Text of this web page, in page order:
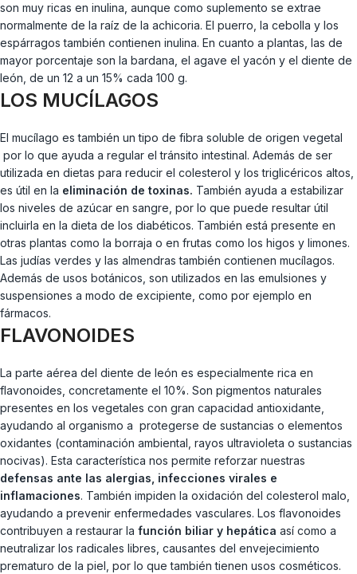
son muy ricas en inulina, aunque como suplemento se extrae
normalmente de la raíz de la achicoria. El puerro, la cebolla y los
espárragos también contienen inulina. En cuanto a plantas, las de
mayor porcentaje son la bardana, el agave el yacón y el diente de
león, de un 12 a un 15% cada 100 g.
LOS MUCÍLAGOS
El mucílago es también un tipo de fibra soluble de origen vegetal
por lo que ayuda a regular el tránsito intestinal. Además de ser
utilizada en dietas para reducir el colesterol y los triglicéricos altos,
es útil en la eliminación de toxinas. También ayuda a estabilizar
los niveles de azúcar en sangre, por lo que puede resultar útil
incluirla en la dieta de los diabéticos. También está presente en
otras plantas como la borraja o en frutas como los higos y limones.
Las judías verdes y las almendras también contienen mucílagos.
Además de usos botánicos, son utilizados en las emulsiones y
suspensiones a modo de excipiente, como por ejemplo en
fármacos.
FLAVONOIDES
La parte aérea del diente de león es especialmente rica en
flavonoides, concretamente el 10%. Son pigmentos naturales
presentes en los vegetales con gran capacidad antioxidante,
ayudando al organismo a protegerse de sustancias o elementos
oxidantes (contaminación ambiental, rayos ultravioleta o sustancias
nocivas). Esta característica nos permite reforzar nuestras
defensas ante las alergias, infecciones virales e
inflamaciones. También impiden la oxidación del colesterol malo,
ayudando a prevenir enfermedades vasculares. Los flavonoides
contribuyen a restaurar la función biliar y hepática así como a
neutralizar los radicales libres, causantes del envejecimiento
prematuro de la piel, por lo que también tienen usos cosméticos.